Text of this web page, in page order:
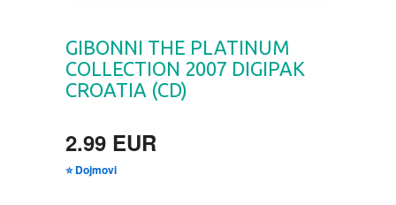
EDUKATIVNI
EROTSKI
ESEJISTIKA
GIBONNI THE PLATINUM
COLLECTION 2007 DIGIPAK
CROATIA (CD)
2.99 EUR
⭐ Dojmovi